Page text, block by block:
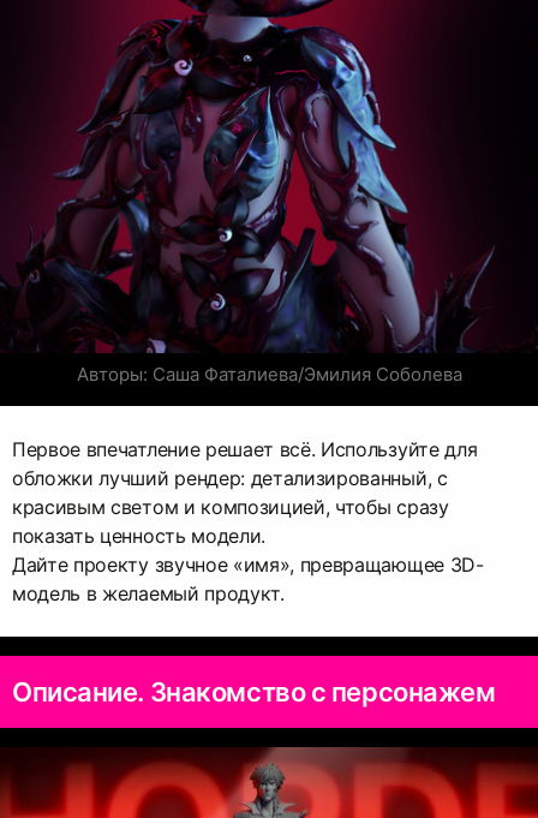
Авторы: Саша Фаталиева/Эмилия Соболева
Первое впечатление решает всё. Используйте для
обложки лучший рендер: детализированный, с
красивым светом и композицией, чтобы сразу
показать ценность модели.
Дайте проекту звучное «имя», превращающее 3D-
модель в желаемый продукт.
Описание. Знакомство с персонажем